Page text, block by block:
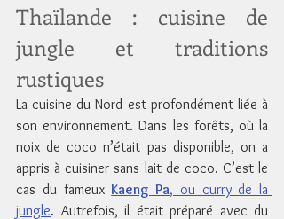
Thaïlande : cuisine de
jungle et traditions
rustiques
La cuisine du Nord est profondément liée à
son environnement. Dans les forêts, où la
noix de coco n’était pas disponible, on a
appris à cuisiner sans lait de coco. C’est le
cas du fameux Kaeng Pa, ou curry de la
jungle. Autrefois, il était préparé avec du